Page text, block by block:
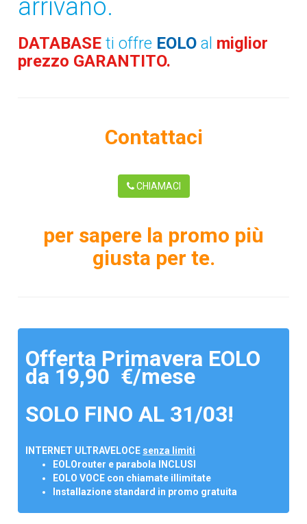
arrivano.
DATABASEti offre EOLO al miglior
prezzo GARANTITO.
Contattaci
CHIAMACI
per sapere la promo più
giusta per te.
Offerta Primavera EOLO
da 19,90 €/mese
SOLO FINO AL 31/03!
INTERNET ULTRAVELOCE senza limiti
EOLOrouter e parabola INCLUSI
EOLO VOCE con chiamate illimitate
Installazione standard in promo gratuita